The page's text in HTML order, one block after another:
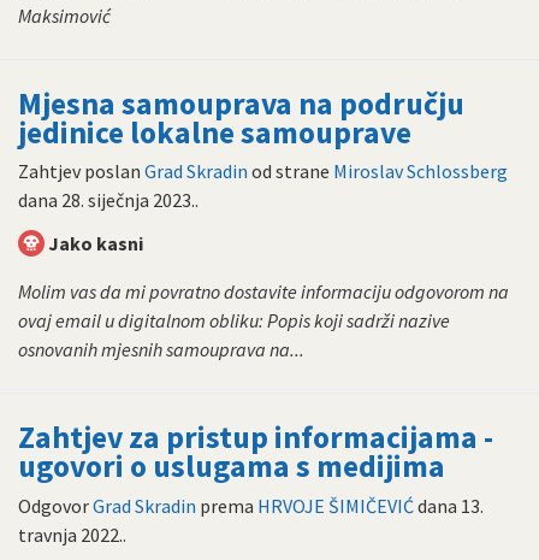
Maksimović
Mjesna samouprava na području
jedinice lokalne samouprave
Zahtjev poslan Grad Skradin od strane Miroslav Schlossberg
dana 28. siječnja 2023..
Jako kasni
Molim vas da mi povratno dostavite informaciju odgovorom na
ovaj email u digitalnom obliku: Popis koji sadrži nazive
osnovanih mjesnih samouprava na...
Zahtjev za pristup informacijama -
ugovori o uslugama s medijima
OdgovorGrad Skradin prema HRVOJE ŠIMIČEVIĆdana 13.
travnja 2022..